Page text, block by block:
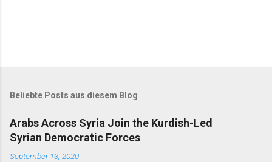
Beliebte Posts aus diesem Blog
Arabs Across Syria Join the Kurdish-Led
Syrian Democratic Forces
September 13, 2020